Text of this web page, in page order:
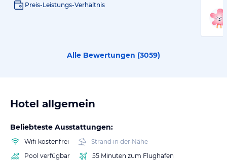
Preis-Leistungs-Verhältnis
Alle Bewertungen (3059)
Hotel allgemein
Beliebteste Ausstattungen:
Wifi kostenfrei
Strand in der Nähe
Pool verfügbar
55 Minuten zum Flughafen